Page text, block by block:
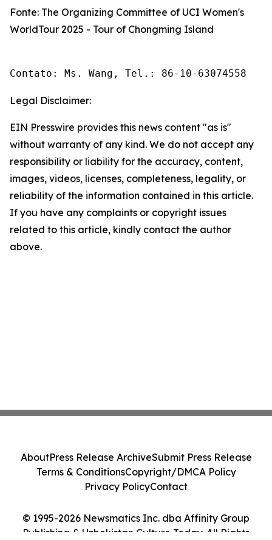
Fonte: The Organizing Committee of UCI Women's
WorldTour 2025 - Tour of Chongming Island
Contato: Ms. Wang, Tel.: 86-10-63074558
Legal Disclaimer:
EIN Presswire provides this news content "as is"
without warranty of any kind. We do not accept any
responsibility or liability for the accuracy, content,
images, videos, licenses, completeness, legality, or
reliability of the information contained in this article.
If you have any complaints or copyright issues
related to this article, kindly contact the author
above.
© 1995-2026 Newsmatics Inc. dba Affinity Group
Publishing & Uzbekistan Culture Today. All Rights
AboutPress Release ArchiveSubmit Press Release
Terms & ConditionsCopyright/DMCA Policy
Privacy PolicyContact